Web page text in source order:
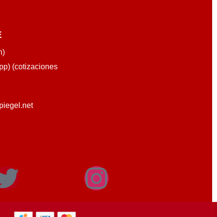
(cotizaciones